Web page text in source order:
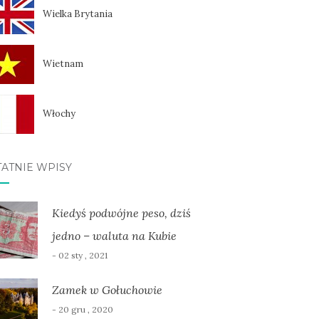
Wielka Brytania
Wietnam
Włochy
WPISY
Kiedyś podwójne peso, dziś
jedno – waluta na Kubie
- 02 sty , 2021
Zamek w Gołuchowie
- 20 gru , 2020